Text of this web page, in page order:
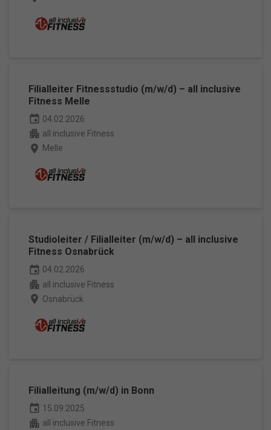
Filialleiter Fitnessstudio (m/w/d) – all inclusive
Fitness Melle
event 04.02.2026
apartment all inclusive Fitness
place Melle
Studioleiter / Filialleiter (m/w/d) – all inclusive
Fitness Osnabrück
event 04.02.2026
apartment all inclusive Fitness
place Osnabrück
Filialleitung (m/w/d) in Bonn
event 15.09.2025
apartment all inclusive Fitness